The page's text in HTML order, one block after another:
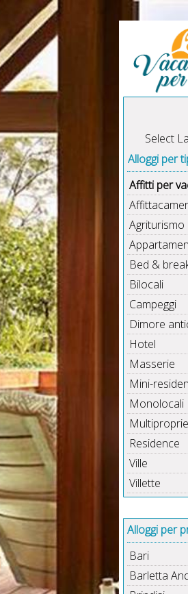
Select
Alloggi per
Affitti per
Agriturismo
Bed &
Bilocali
Campeggi
Dimore
Hotel
Masserie
Mini-
Monolocali
Residence
Ville
Villette
Alloggi per
Bari
Barletta